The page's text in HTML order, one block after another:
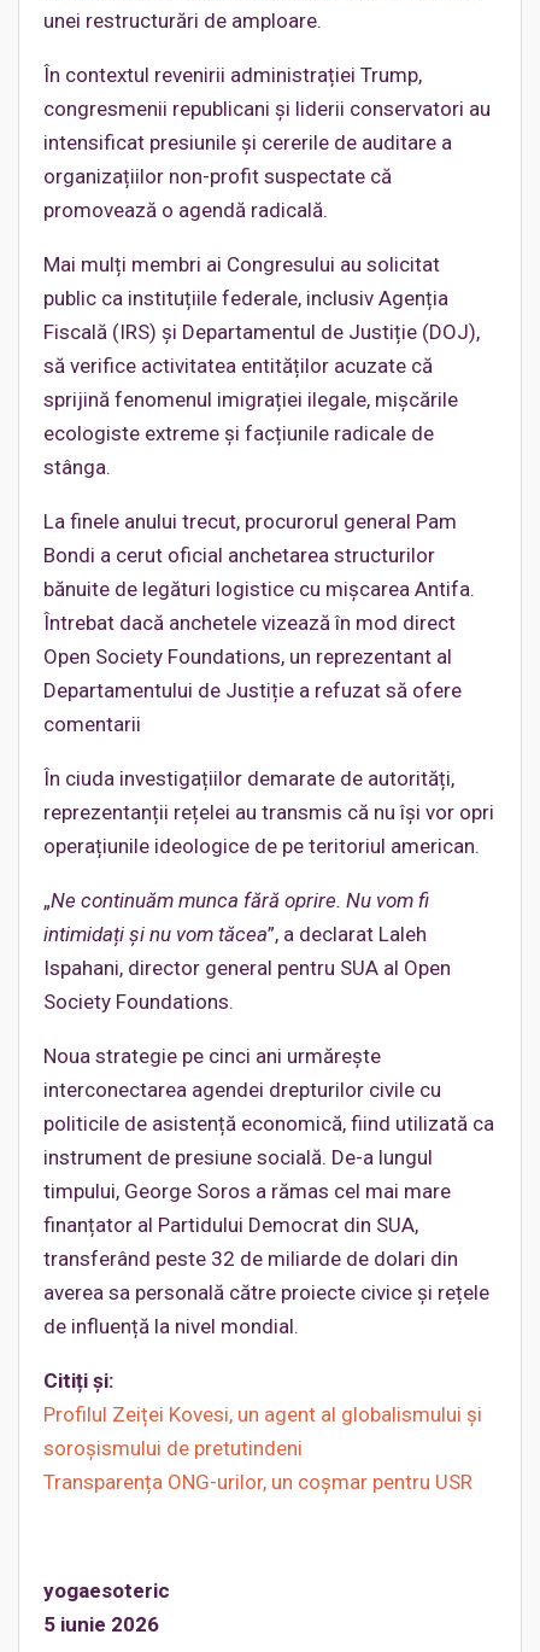
unei restructurări de amploare.
În contextul revenirii administrației Trump,
congresmenii republicani și liderii conservatori au
intensificat presiunile și cererile de auditare a
organizațiilor non-profit suspectate că
promovează o agendă radicală.
Mai mulți membri ai Congresului au solicitat
public ca instituțiile federale, inclusiv Agenția
Fiscală (IRS) și Departamentul de Justiție (DOJ),
să verifice activitatea entităților acuzate că
sprijină fenomenul imigrației ilegale, mișcările
ecologiste extreme și facțiunile radicale de
stânga.
La finele anului trecut, procurorul general Pam
Bondi a cerut oficial anchetarea structurilor
bănuite de legături logistice cu mișcarea Antifa.
Întrebat dacă anchetele vizează în mod direct
Open Society Foundations, un reprezentant al
Departamentului de Justiție a refuzat să ofere
comentarii
În ciuda investigațiilor demarate de autorități,
reprezentanții rețelei au transmis că nu își vor opri
operațiunile ideologice de pe teritoriul american.
„Ne continuăm munca fără oprire. Nu vom fi
intimidați și nu vom tăcea”, a declarat Laleh
Ispahani, director general pentru SUA al Open
Society Foundations.
Noua strategie pe cinci ani urmărește
interconectarea agendei drepturilor civile cu
politicile de asistență economică, fiind utilizată ca
instrument de presiune socială. De-a lungul
timpului, George Soros a rămas cel mai mare
finanțator al Partidului Democrat din SUA,
transferând peste 32 de miliarde de dolari din
averea sa personală către proiecte civice și rețele
de influență la nivel mondial.
Citiți și:
Profilul Zeiței Kovesi, un agent al globalismului și
soroșismului de pretutindeni
Transparența ONG-urilor, un coșmar pentru USR
yogaesoteric
5 iunie 2026